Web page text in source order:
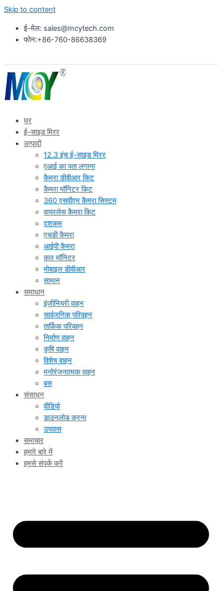
Skip to content
ई-मेल: sales@mcytech.com
फोन:+86-760-86638369
घर
ई-साइड मिरर
उत्पादों
12.3 इंच ई-साइड मिरर
एआई का पता लगाना
कैमरा डीवीआर किट
कैमरा मॉनिटर किट
360 एसवीएम कैमरा सिस्टम
वायरलेस कैमरा किट
दशकम
एचडी कैमरा
आईपी कैमरा
कार मॉनिटर
मोबाइल डीवीआर
सामान
समाधान
इंजीनियरी वाहन
सार्वजनिक परिवहन
तार्किक परिवहन
निर्माण वाहन
कृषि वाहन
विशेष वाहन
मनोरंजनात्मक वाहन
बस
संसाधन
वीडियो
डाउनलोड करना
उपवास
समाचार
हमारे बारे में
हमसे संपर्क करें